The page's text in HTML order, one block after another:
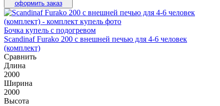
оформить заказ
Бочка купель с подогревом
Scandinaf Furako 200 с внешней печью для 4-6 человек
(комплект)
Сравнить
Длина
2000
Ширина
2000
Высота